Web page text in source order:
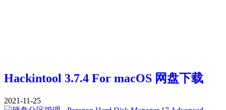
Hackintool 3.7.4 For macOS 网盘下载
2021-11-25